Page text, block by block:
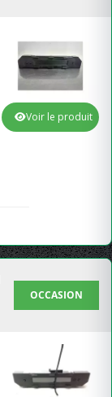
Voir le produit
OCCASION